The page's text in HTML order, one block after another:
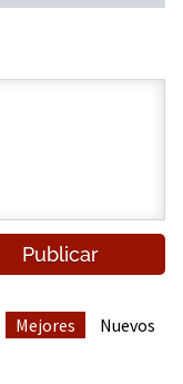
Mejores Nuevos